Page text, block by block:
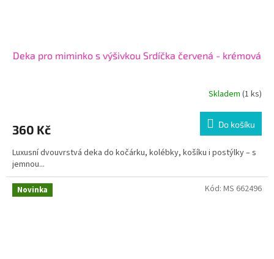
Deka pro miminko s výšivkou Srdíčka červená - krémová
Skladem (1 ks)
360 Kč Do košíku
Luxusní dvouvrstvá deka do kočárku, kolébky, košíku i postýlky – s
jemnou...
Novinka Kód: MS 662496